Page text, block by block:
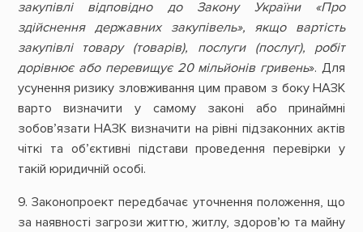
закупівлі відповідно до Закону України «Про
здійснення державних закупівель», якщо вартість
закупівлі товару (товарів), послуги (послуг), робіт
дорівнює або перевищує 20 мільйонів гривень». Для
усунення ризику зловживання цим правом з боку НАЗК
варто визначити у самому законі або принаймні
зобов’язати НАЗК визначити на рівні підзаконних актів
чіткі та об’єктивні підстави проведення перевірки у
такій юридичній особі.
9. Законопроект передбачає уточнення положення, що
за наявності загрози життю, житлу, здоров’ю та майну